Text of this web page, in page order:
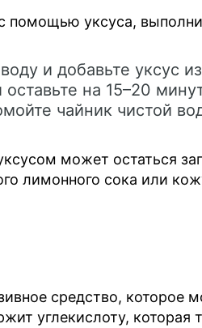
помощью уксуса,
и добавьте уксус
на 15–20
чайник чистой
может остаться
лимонного сока или
средство, которое
углекислоту,